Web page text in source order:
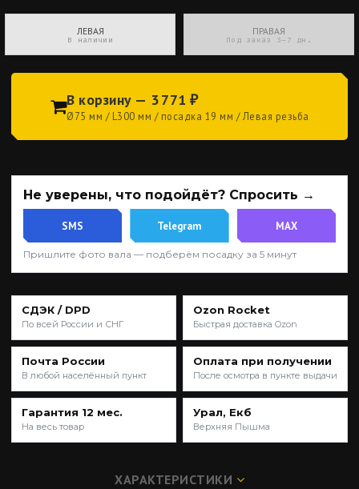
ЛЕВАЯ
В наличии
ПРАВАЯ
Под заказ 3–7 дн.
В корзину — 3 771 ₽
Ø75 мм / L300 мм / посадка 19 мм / Левая резьба
Не уверены, что подойдёт? Спросить →
SMS Telegram MAX
Пришлите фото вала — подберём посадку за 5 минут
СДЭК / DPD
По всей России и СНГ
Ozon Rocket
Быстрая доставка Ozon
Почта России
В любой населённый пункт
Оплата при получении
После осмотра в пункте выдачи
Гарантия 12 мес.
На весь товар
Урал, Екб
Верхняя Пышма
ХАРАКТЕРИСТИКИ